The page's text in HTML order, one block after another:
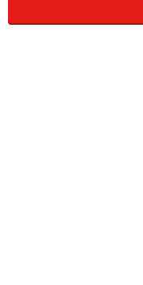
こだわりオート F2.8
15.1mm(28mm相当)